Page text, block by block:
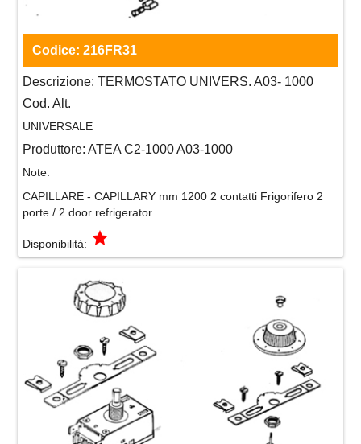
Codice: 216FR31
Descrizione: TERMOSTATO UNIVERS. A03- 1000
Cod. Alt.
UNIVERSALE
Produttore: ATEA C2-1000 A03-1000
Note:
CAPILLARE - CAPILLARY mm 1200 2 contatti Frigorifero 2
porte / 2 door refrigerator
Disponibilità: grade